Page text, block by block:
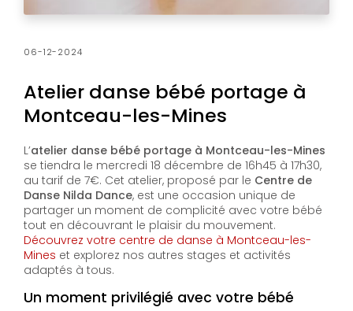
06-12-2024
Atelier danse bébé portage à
Montceau-les-Mines
L’atelier danse bébé portage à Montceau-les-Mines
se tiendra le mercredi 18 décembre de 16h45 à 17h30,
au tarif de 7€. Cet atelier, proposé par le Centre de
Danse Nilda Dance, est une occasion unique de
partager un moment de complicité avec votre bébé
tout en découvrant le plaisir du mouvement.
Découvrez votre centre de danse à Montceau-les-
Mines et explorez nos autres stages et activités
adaptés à tous.
Un moment privilégié avec votre bébé